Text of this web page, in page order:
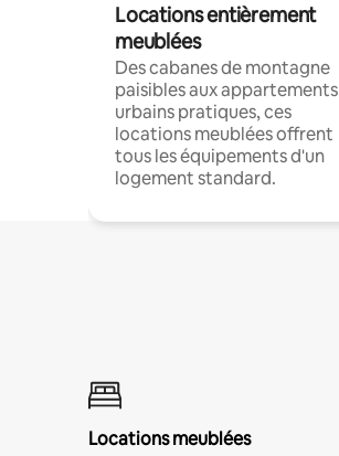
Locations entièrement
meublées
Des cabanes de montagne
paisibles aux appartements
urbains pratiques, ces
locations meublées offrent
tous les équipements d'un
logement standard.
Locations meublées